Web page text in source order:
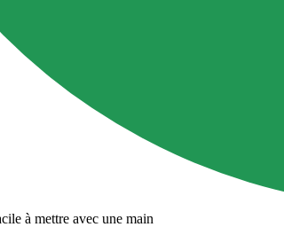
à mettre avec une main